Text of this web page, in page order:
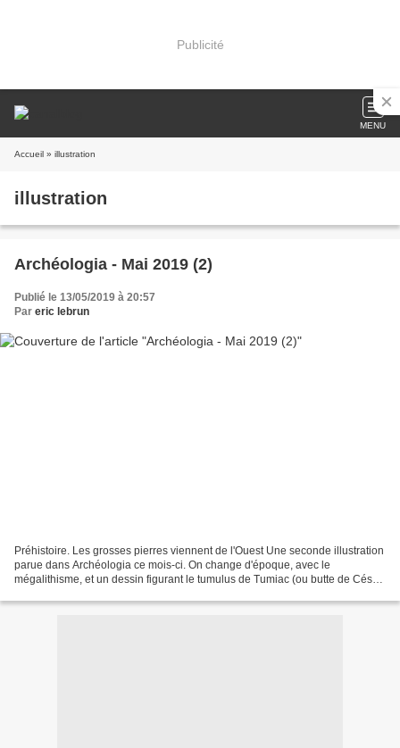
Publicité
MENU
Accueil » illustration
illustration
Archéologia - Mai 2019 (2)
Publié le 13/05/2019 à 20:57
Par eric lebrun
Préhistoire. Les grosses pierres viennent de l'Ouest Une seconde illustration
parue dans Archéologia ce mois-ci. On change d'époque, avec le
mégalithisme, et un dessin figurant le tumulus de Tumiac (ou butte de César)